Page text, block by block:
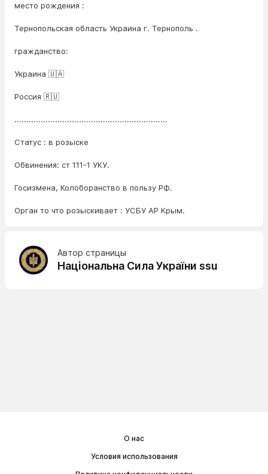
место рождения :
Тернопольская область Украина г. Тернополь .
гражданство:
Украина 🇺🇦
Россия 🇷🇺
................................................................
Статус : в розыске
Обвинения: ст 111-1 УКУ.
Госизмена, Колоборанство в пользу РФ.
Орган то что розыскивает : УСБУ АР Крым.
Автор страницы
Національна Сила України ssu
О нас
Условия использования